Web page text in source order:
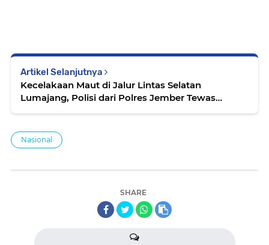
Artikel Selanjutnya
Kecelakaan Maut di Jalur Lintas Selatan
Lumajang, Polisi dari Polres Jember Tewas
Nasional
SHARE